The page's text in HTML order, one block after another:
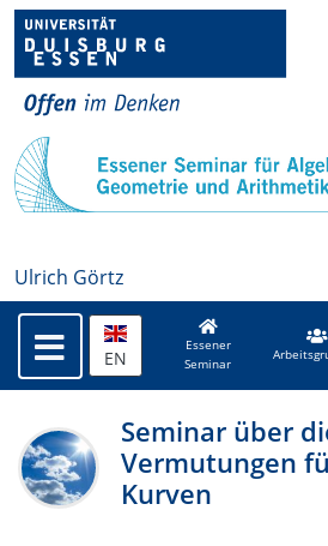
Ulrich Görtz
EN
Essener
Seminar
Seminar über
Vermutungen
Kurven